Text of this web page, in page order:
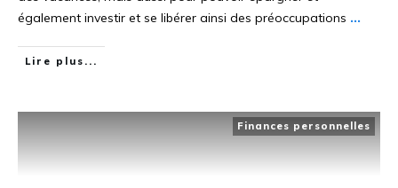
également investir et se libérer ainsi des préoccupations ...
Lire plus...
Finances personnelles